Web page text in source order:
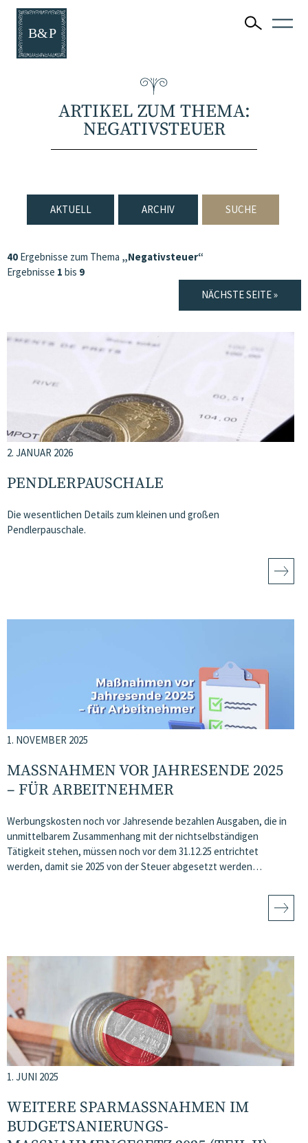
ARTIKEL ZUM THEMA:
NEGATIVSTEUER
AKTUELL ARCHIV SUCHE
40 Ergebnisse zum Thema „Negativsteuer“
Ergebnisse 1 bis 9
NÄCHSTE SEITE »
2. JANUAR 2026
PENDLERPAUSCHALE
Die wesentlichen Details zum kleinen und großen
Pendlerpauschale.
1. NOVEMBER 2025
MASSNAHMEN VOR JAHRESENDE 2025 –
FÜR ARBEITNEHMER
Werbungskosten noch vor Jahresende bezahlen Ausgaben, die in
unmittelbarem Zusammenhang mit der nichtselbständigen
Tätigkeit stehen, müssen noch vor dem 31.12.25 entrichtet
werden, damit sie 2025 von der Steuer abgesetzt werden…
1. JUNI 2025
WEITERE SPARMASSNAHMEN IM B
UDGETSANIERUNGS­M